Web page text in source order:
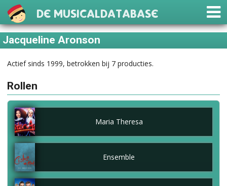
De Musicaldatabase
Jacqueline Aronson
Actief sinds 1999, betrokken bij 7 producties.
Rollen
Maria Theresa
Ensemble